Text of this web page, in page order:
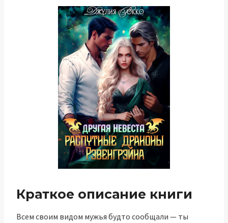
Краткое описание книги
Всем своим видом мужья будто сообщали — ты